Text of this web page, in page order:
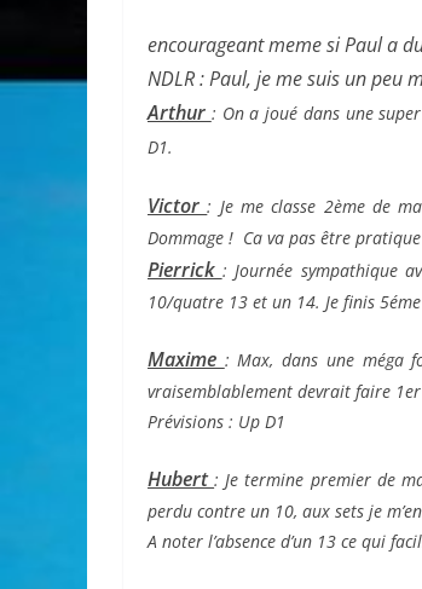
encourageant meme si Paul a
NDLR : Paul, je me suis un peu
Arthur : On a joué dans une
D1.
Victor: Je me classe 2ème de
Dommage ! Ca va pas être
Pierrick : Journée sympathique
10/quatre 13 et un 14. Je finis 5éme
Maxime :Max, dans une méga
vraisemblablement devrait faire
Prévisions : Up D1
Hubert: Je termine premier de
perdu contre un 10, aux sets je
A noter l’absence d’un 13 ce qui